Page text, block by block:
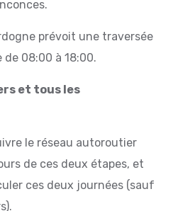
prévoit une traversée
08:00 à 18:00.
et tous les
le réseau autoroutier
de ces deux étapes, et
ces deux journées (sauf